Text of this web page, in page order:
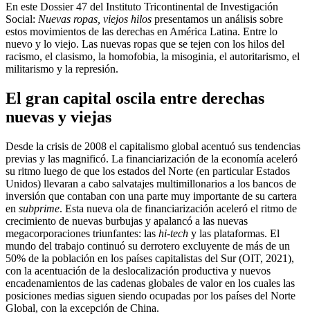
En este Dossier 47 del Instituto Tricontinental de Investigación
Social: Nuevas ropas, viejos hilos presentamos un análisis sobre
estos movimientos de las derechas en América Latina. Entre lo
nuevo y lo viejo. Las nuevas ropas que se tejen con los hilos del
racismo, el clasismo, la homofobia, la misoginia, el autoritarismo, el
militarismo y la represión.
El gran capital oscila entre derechas
nuevas y viejas
Desde la crisis de 2008 el capitalismo global acentuó sus tendencias
previas y las magnificó. La financiarización de la economía aceleró
su ritmo luego de que los estados del Norte (en particular Estados
Unidos) llevaran a cabo salvatajes multimillonarios a los bancos de
inversión que contaban con una parte muy importante de su cartera
en subprime. Esta nueva ola de financiarización aceleró el ritmo de
crecimiento de nuevas burbujas y apalancó a las nuevas
megacorporaciones triunfantes: las hi-tech y las plataformas. El
mundo del trabajo continuó su derrotero excluyente de más de un
50% de la población en los países capitalistas del Sur (OIT, 2021),
con la acentuación de la deslocalización productiva y nuevos
encadenamientos de las cadenas globales de valor en los cuales las
posiciones medias siguen siendo ocupadas por los países del Norte
Global, con la excepción de China.